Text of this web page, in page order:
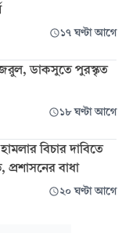
১৭ ঘণ্টা আগে
ডাকসুতে পুরস্কৃত
১৮ ঘণ্টা আগে
বিচার দাবিতে
বাধা
২০ ঘণ্টা আগে